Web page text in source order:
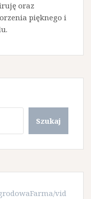
oraz
pięknego i
Szukaj
vid